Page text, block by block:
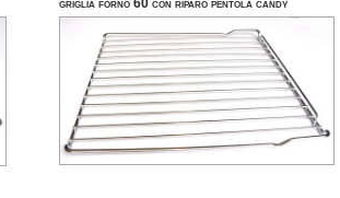
griglia forno 60 con riparo pentola candy